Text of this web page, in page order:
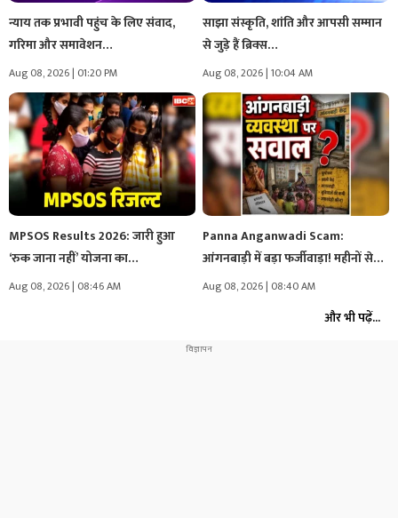
न्याय तक प्रभावी पहुंच के लिए संवाद,
गरिमा और समावेशन…
Aug 08, 2026 | 01:20 PM
साझा संस्कृति, शांति और आपसी सम्मान
से जुड़े हैं ब्रिक्स…
Aug 08, 2026 | 10:04 AM
MPSOS Results 2026: जारी हुआ
‘रुक जाना नहीं’ योजना का…
Aug 08, 2026 | 08:46 AM
Panna Anganwadi Scam:
आंगनबाड़ी में बड़ा फर्जीवाड़ा! महीनों से
केंद्र…
Aug 08, 2026 | 08:40 AM
और भी पढ़ें...